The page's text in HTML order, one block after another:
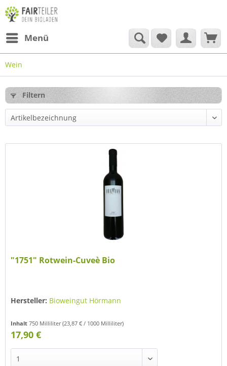
Menü
Wein
Filtern
"1751" Rotwein-Cuveè Bio
Hersteller: Bioweingut Hörmann
Inhalt750 Milliliter(23,87 € / 1000 Milliliter)
17,90 €